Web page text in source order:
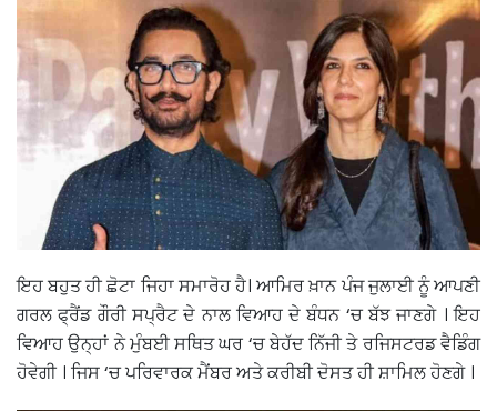
ਇਹ ਬਹੁਤ ਹੀ ਛੋਟਾ ਜਿਹਾ ਸਮਾਰੋਹ ਹੈ। ਆਮਿਰ ਖ਼ਾਨ ਪੰਜ ਜੁਲਾਈ ਨੂੰ ਆਪਣੀ
ਗਰਲ ਫ੍ਰੈਂਡ ਗੌਰੀ ਸਪ੍ਰੈਟ ਦੇ ਨਾਲ ਵਿਆਹ ਦੇ ਬੰਧਨ ‘ਚ ਬੱਝ ਜਾਣਗੇ । ਇਹ
ਵਿਆਹ ਉਨ੍ਹਾਂ ਨੇ ਮੁੰਬਈ ਸਥਿਤ ਘਰ ‘ਚ ਬੇਹੱਦ ਨਿੱਜੀ ਤੇ ਰਜਿਸਟਰਡ ਵੈਡਿੰਗ
ਹੋਵੇਗੀ । ਜਿਸ ‘ਚ ਪਰਿਵਾਰਕ ਮੈਂਬਰ ਅਤੇ ਕਰੀਬੀ ਦੋਸਤ ਹੀ ਸ਼ਾਮਿਲ ਹੋਣਗੇ ।